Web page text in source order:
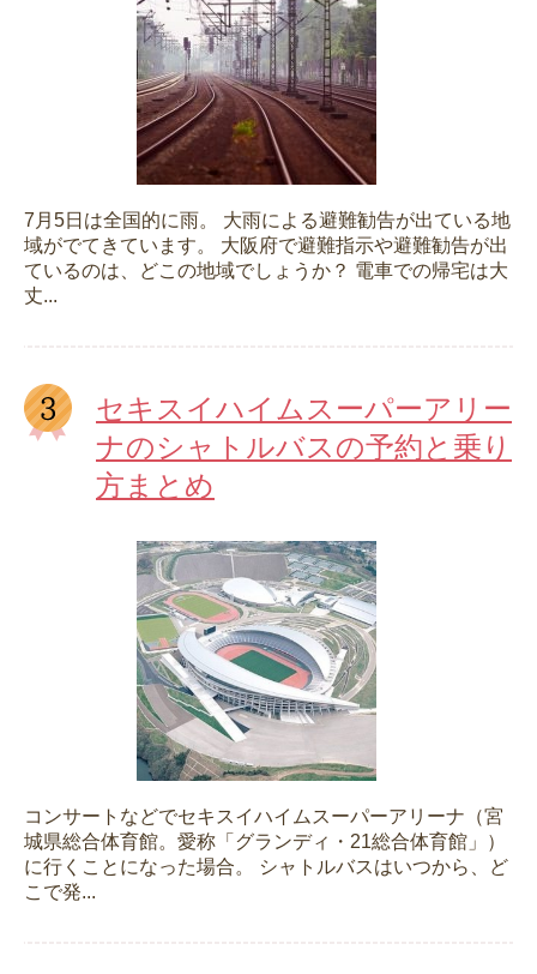
7月5日は全国的に雨。 大雨による避難勧告が出ている地
域がでてきています。 大阪府で避難指示や避難勧告が出
ているのは、どこの地域でしょうか？ 電車での帰宅は大
丈...
セキスイハイムスーパーアリー
ナのシャトルバスの予約と乗り
方まとめ
コンサートなどでセキスイハイムスーパーアリーナ（宮
城県総合体育館。愛称「グランディ・21総合体育館」）
に行くことになった場合。 シャトルバスはいつから、ど
こで発...